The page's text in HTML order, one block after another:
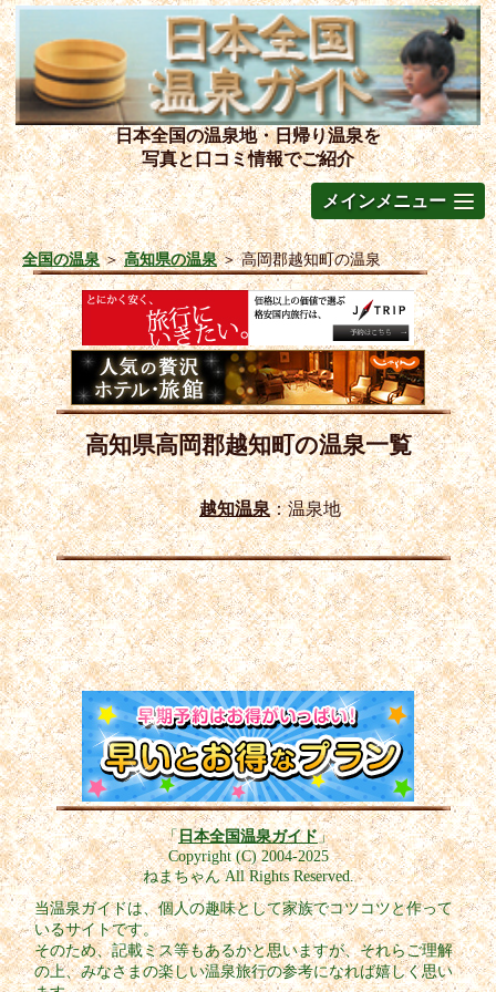
日本全国の温泉地・日帰り温泉を
写真と口コミ情報でご紹介
メインメニュー
全国の温泉＞高知県の温泉＞高岡郡越知町の温泉
高知県高岡郡越知町の温泉一覧
越知温泉：温泉地
「日本全国温泉ガイド」
Copyright (C) 2004-2025
ねまちゃん All Rights Reserved.
当温泉ガイドは、個人の趣味として家族でコツコツと作って
いるサイトです。
そのため、記載ミス等もあるかと思いますが、それらご理解
の上、みなさまの楽しい温泉旅行の参考になれば嬉しく思い